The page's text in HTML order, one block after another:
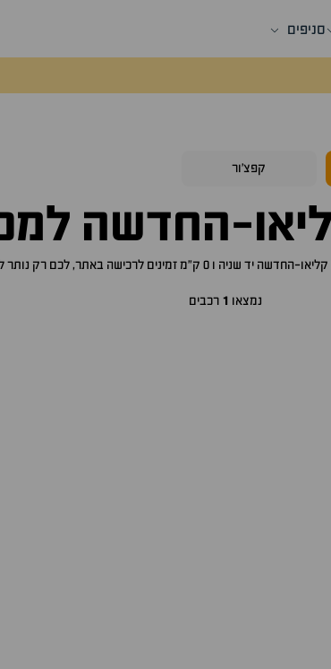
סניפים
קפצ'ור
החדשה
קליאו-החדשה יד שניה ו 0 ק"מ זמינים לרכישה באתר, לכם רק נותר לבחור את ה
נמצאו 1 רכבים